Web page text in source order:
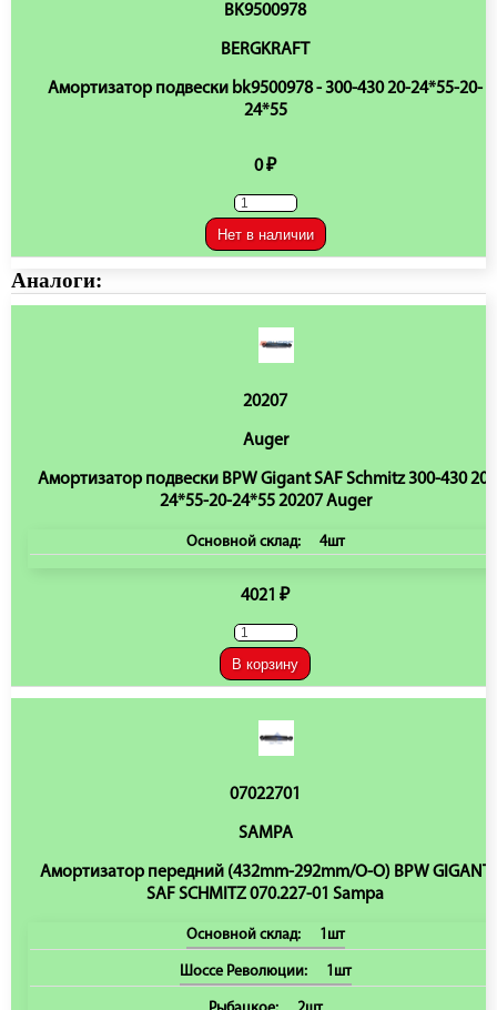
BK9500978
BERGKRAFT
Амортизатор подвески bk9500978 - 300-430 20-24*55-20-
24*55
0 ₽
Нет в наличии
Аналоги:
20207
Auger
Амортизатор подвески BPW Gigant SAF Schmitz 300-430 20-
24*55-20-24*55 20207 Auger
Основной склад: 4шт
4021 ₽
В корзину
07022701
SAMPA
Амортизатор передний (432mm-292mm/O-O) BPW GIGANT
SAF SCHMITZ 070.227-01 Sampa
Основной склад: 1шт
Шоссе Революции: 1шт